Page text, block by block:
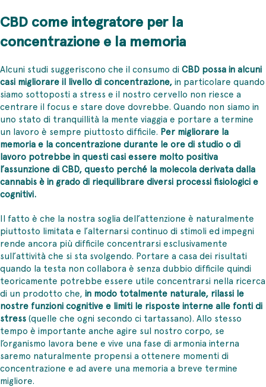
CBD come integratore per la
concentrazione e la memoria
Alcuni studi suggeriscono che il consumo di CBD possa in alcuni
casi migliorare il livello di concentrazione,in particolare quando
siamo sottoposti a stress e il nostro cervello non riesce a
centrare il focus e stare dove dovrebbe. Quando non siamo in
uno stato di tranquillità la mente viaggia e portare a termine
un lavoro è sempre piuttosto difficile. Per migliorare la
memoria e la concentrazione durante le ore di studio o di
lavoro potrebbe in questi casi essere molto positiva
l’assunzione di CBD, questo perché la molecola derivata dalla
cannabis è in grado di riequilibrare diversi processi fisiologici e
cognitivi.
Il fatto è che la nostra soglia dell’attenzione è naturalmente
piuttosto limitata e l’alternarsi continuo di stimoli ed impegni
rende ancora più difficile concentrarsi esclusivamente
sull’attività che si sta svolgendo. Portare a casa dei risultati
quando la testa non collabora è senza dubbio difficile quindi
teoricamente potrebbe essere utile concentrarsi nella ricerca
di un prodotto che, in modo totalmente naturale, rilassi le
nostre funzioni cognitive e limiti le risposte interne alle fonti di
stress(quelle che ogni secondo ci tartassano). Allo stesso
tempo è importante anche agire sul nostro corpo, se
l’organismo lavora bene e vive una fase di armonia interna
saremo naturalmente propensi a ottenere momenti di
concentrazione e ad avere una memoria a breve termine
migliore.